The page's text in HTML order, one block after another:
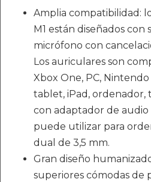
Amplia compatibilidad:
M1 están diseñados
micrófono con
Los auriculares son
Xbox One, PC,
tablet, iPad, ordenador,
con adaptador de audio
puede utilizar para
dual de 3,5 mm.
Gran diseño
superiores cómodas de